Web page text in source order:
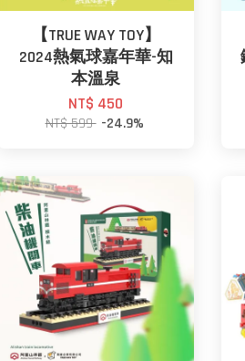
【TRUE WAY TOY】
2024熱氣球嘉年華-知
本溫泉
NT$ 450
NT$ 599 -24.9%